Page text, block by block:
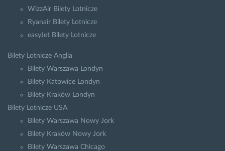
WizzAir Bilety Lotnicze
Ryanair Bilety Lotnicze
easyJet Bilety Lotnicze
Bilety Lotnicze Anglia
Bilety Warszawa Londyn
Bilety Katowice Londyn
Bilety Kraków Londyn
Bilety Lotnicze USA
Bilety Warszawa Nowy Jork
Bilety Kraków Nowy Jork
Bilety Warszawa Chicago